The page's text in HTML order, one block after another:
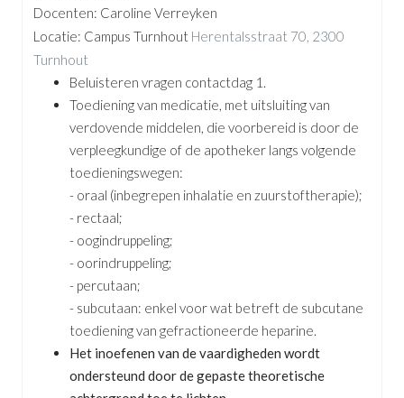
Docenten: Caroline Verreyken
Locatie: Campus Turnhout Herentalsstraat 70, 2300
Turnhout
Beluisteren vragen contactdag 1.
Toediening van medicatie, met uitsluiting van
verdovende middelen, die voorbereid is door de
verpleegkundige of de apotheker langs volgende
toedieningswegen:
- oraal (inbegrepen inhalatie en zuurstoftherapie);
- rectaal;
- oogindruppeling;
- oorindruppeling;
- percutaan;
- subcutaan: enkel voor wat betreft de subcutane
toediening van gefractioneerde heparine.
Het inoefenen van de vaardigheden wordt
ondersteund door de gepaste theoretische